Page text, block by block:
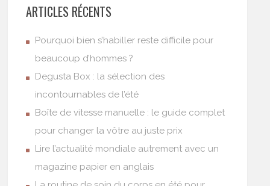
ARTICLES RÉCENTS
Pourquoi bien s’habiller reste difficile pour
beaucoup d’hommes ?
Degusta Box : la sélection des
incontournables de l’été
Boîte de vitesse manuelle : le guide complet
pour changer la vôtre au juste prix
Lire l’actualité mondiale autrement avec un
magazine papier en anglais